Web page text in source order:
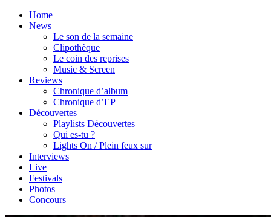
Home
News
Le son de la semaine
Clipothèque
Le coin des reprises
Music & Screen
Reviews
Chronique d’album
Chronique d’EP
Découvertes
Playlists Découvertes
Qui es-tu ?
Lights On / Plein feux sur
Interviews
Live
Festivals
Photos
Concours